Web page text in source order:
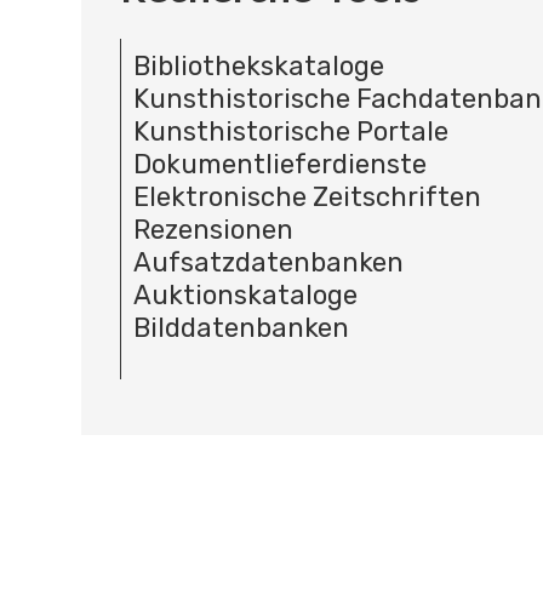
Bibliothekskataloge
Kunsthistorische
Kunsthistorische Portale
Dokumentlieferdienste
Elektronische Zeitschriften
Rezensionen
Aufsatzdatenbanken
Auktionskataloge
Bilddatenbanken